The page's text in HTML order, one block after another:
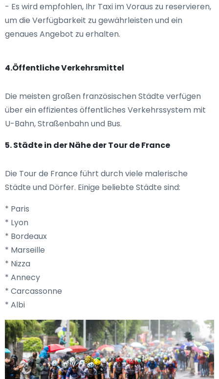
- Es wird empfohlen, Ihr Taxi im Voraus zu reservieren,
um die Verfügbarkeit zu gewährleisten und ein
genaues Angebot zu erhalten.
4.Öffentliche Verkehrsmittel
Die meisten großen französischen Städte verfügen
über ein effizientes öffentliches Verkehrssystem mit
U-Bahn, Straßenbahn und Bus.
5. Städte in der Nähe der Tour de France
Die Tour de France führt durch viele malerische
Städte und Dörfer. Einige beliebte Städte sind:
* Paris
* Lyon
* Bordeaux
* Marseille
* Nizza
* Annecy
* Carcassonne
* Albi